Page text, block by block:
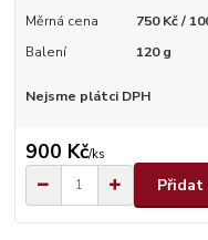
Měrná cena
750 Kč /
Balení
120 g
Nejsme plátci DPH
900 Kč/ks
Přidat